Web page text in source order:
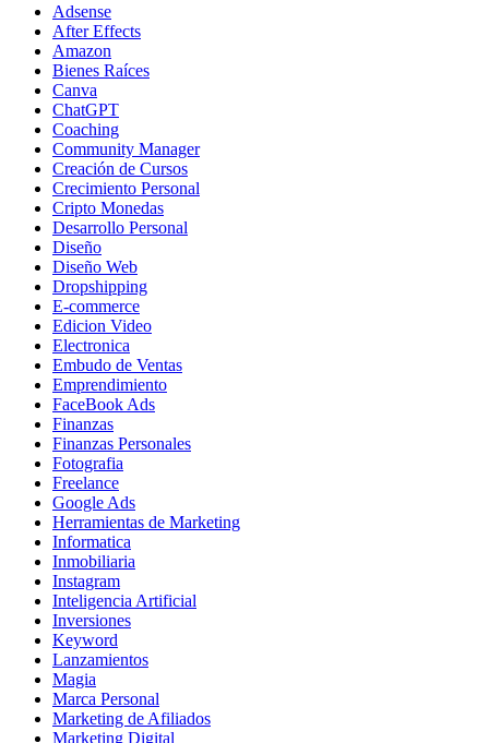
Adsense
After Effects
Amazon
Bienes Raíces
Canva
ChatGPT
Coaching
Community Manager
Creación de Cursos
Crecimiento Personal
Cripto Monedas
Desarrollo Personal
Diseño
Diseño Web
Dropshipping
E-commerce
Edicion Video
Electronica
Embudo de Ventas
Emprendimiento
FaceBook Ads
Finanzas
Finanzas Personales
Fotografia
Freelance
Google Ads
Herramientas de Marketing
Informatica
Inmobiliaria
Instagram
Inteligencia Artificial
Inversiones
Keyword
Lanzamientos
Magia
Marca Personal
Marketing de Afiliados
Marketing Digital